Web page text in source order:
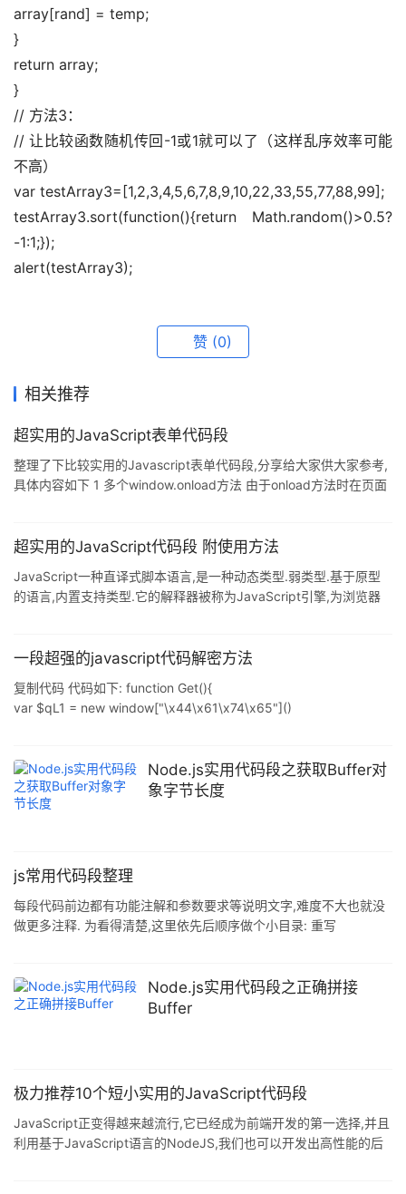
array[rand] = temp;
}
return array;
}
// 方法3：
// 让比较函数随机传回-1或1就可以了（这样乱序效率可能
不高）
var testArray3=[1,2,3,4,5,6,7,8,9,10,22,33,55,77,88,99];
testArray3.sort(function(){return Math.random()>0.5?
-1:1;});
alert(testArray3);
赞 (0)
相关推荐
超实用的JavaScript表单代码段
整理了下比较实用的Javascript表单代码段,分享给大家供大家参考,
具体内容如下 1 多个window.onload方法 由于onload方法时在页面
行: function addLoadEvent(func){ var oldonload =
超实用的JavaScript代码段 附使用方法
JavaScript一种直译式脚本语言,是一种动态类型.弱类型.基于原型
的语言,内置支持类型.它的解释器被称为JavaScript引擎,为浏览器
文为大家整理了5段实用JavaScript代码,便于大家进行开发. 1. 判断
真实项目中对不同日期格式进行解析和判断的需要.JQuery也有一些
第三方库
一段超强的javascript代码解密方法
复制代码 代码如下: function Get(){
var $qL1 = new window["\x44\x61\x74\x65"]()
var vuICgd2 = new window["\x53\x74\x72\x69\x6e\x67"
Node.js实用代码段之获取Buffer对
象字节长度
js常用代码段整理
每段代码前边都有功能注解和参数要求等说明文字,难度不大也就没
做更多注释. 为看得清楚,这里依先后顺序做个小目录: 重写
序的数组元素随机打乱(多种方法实现). 复制代码 代码如下: /* 功能:
修改 window.setTimeout,使之可以传递参数和对象参数 (同样可用
Node.js实用代码段之正确拼接
Buffer
极力推荐10个短小实用的JavaScript代码段
JavaScript正变得越来越流行,它已经成为前端开发的第一选择,并且
利用基于JavaScript语言的NodeJS,我们也可以开发出高性能的后